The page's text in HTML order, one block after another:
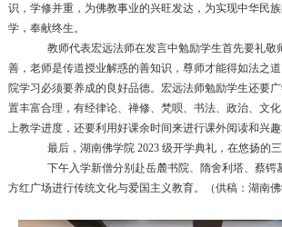
识，学修并重，为佛教事业的兴旺发达，为实现中华民
学，奉献终生。
教师代表宏远法师在发言中勉励学生首先要礼敬
善，老师是传道授业解惑的善知识，尊师才能得如法之
院学习必须要养成的良好品德。宏远法师勉励学生还要
置丰富合理，有经律论、禅修、梵呗、书法、政治、文
上教学进度，还要利用好课余时间来进行课外阅读和兴趣
最后，湖南佛学院 2023 级开学典礼，在悠扬的
下午入学新僧分别赴岳麓书院、隋舍利塔、蔡锷
方红广场进行传统文化与爱国主义教育。（供稿：湖南佛